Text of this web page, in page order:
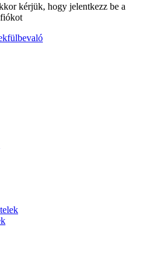
kérjük, hogy jelentkezz be a